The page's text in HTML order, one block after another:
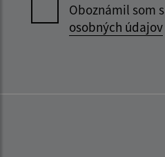
Oboznámil som
osobných údajov